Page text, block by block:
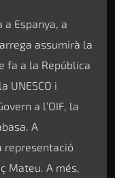
a Espanya, a
assumirà la
fa a la República
UNESCO i
a l’OIF, la
A
representació
Mateu. A més,